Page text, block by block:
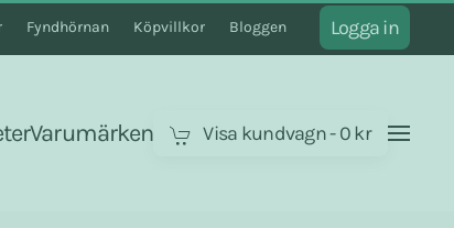
Fyndhörnan Köpvillkor Bloggen Logga in
Varumärken Visa kundvagn-0 kr